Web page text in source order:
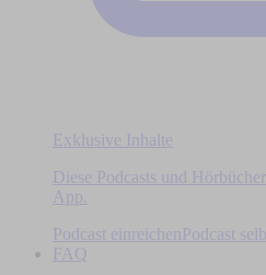
Exklusive Inhalte
Diese Podcasts und
App.
Podcast einreichen
Podcast
FAQ